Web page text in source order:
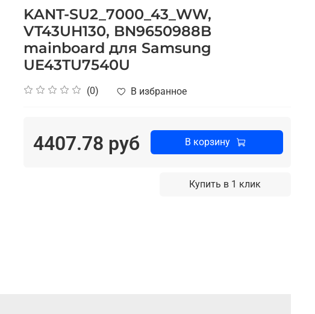
KANT-SU2_7000_43_WW,
VT43UH130, BN9650988B
mainboard для Samsung
UE43TU7540U
(0) В избранное
4407.78 руб В корзину
Купить в 1 клик